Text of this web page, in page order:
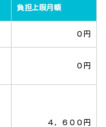
負担上限月額
０円
０円
４，６００円